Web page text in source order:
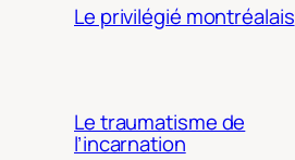
Le privilégié montréalais
Le traumatisme de
l’incarnation